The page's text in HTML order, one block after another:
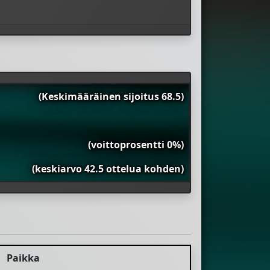
(Keskimääräinen sijoitus 68.5)
(voittoprosentti 0%)
(keskiarvo 42.5 ottelua kohden)
Paikka